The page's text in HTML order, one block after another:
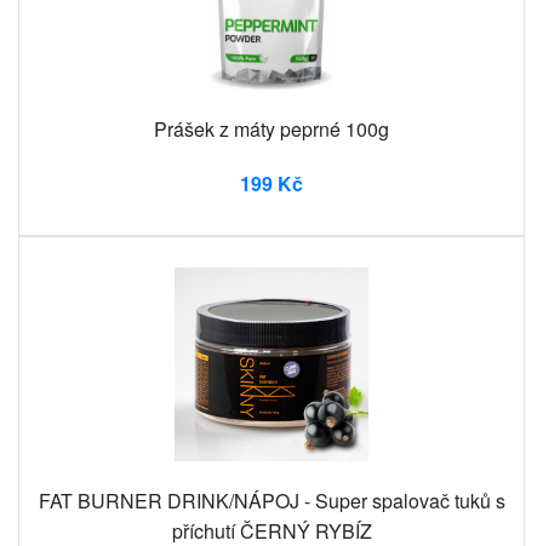
Prášek z máty peprné 100g
199 Kč
FAT BURNER DRINK/NÁPOJ - Super spalovač tuků s
příchutí ČERNÝ RYBÍZ